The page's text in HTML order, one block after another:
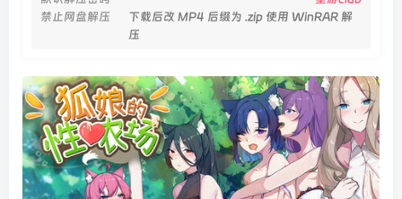
禁止网盘解压
下载后改 MP4 后缀为 .zip 使用 WinRAR 解
压